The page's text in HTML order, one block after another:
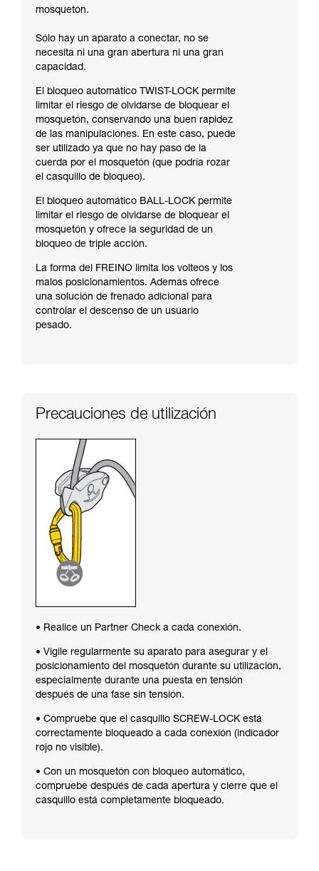
mosquetón.
Sólo hay un aparato a conectar, no se
necesita ni una gran abertura ni una gran
capacidad.
El bloqueo automático TWIST-LOCK permite
limitar el riesgo de olvidarse de bloquear el
mosquetón, conservando una buen rapidez
de las manipulaciones. En este caso, puede
ser utilizado ya que no hay paso de la
cuerda por el mosquetón (que podría rozar
el casquillo de bloqueo).
El bloqueo automático BALL-LOCK permite
limitar el riesgo de olvidarse de bloquear el
mosquetón y ofrece la seguridad de un
bloqueo de triple acción.
La forma del FREINO limita los volteos y los
malos posicionamientos. Además ofrece
una solución de frenado adicional para
controlar el descenso de un usuario
pesado.
Precauciones de utilización
• Realice un Partner Check a cada conexión.
• Vigile regularmente su aparato para asegurar y el
posicionamiento del mosquetón durante su utilización,
especialmente durante una puesta en tensión
después de una fase sin tensión.
• Compruebe que el casquillo SCREW-LOCK está
correctamente bloqueado a cada conexión (indicador
rojo no visible).
• Con un mosquetón con bloqueo automático,
compruebe después de cada apertura y cierre que el
casquillo está completamente bloqueado.